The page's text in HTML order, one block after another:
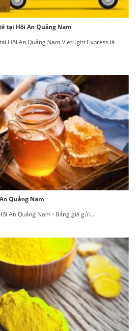
tại Hội An Quảng Nam
Hội An Quảng Nam VietLight Express là
Quảng Nam
An Quảng Nam - Bảng giá gửi...